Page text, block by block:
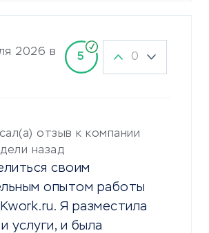
2026 в
5 0
отзыв к компании
назад
своим
опытом работы
Я разместила
услуги, и была